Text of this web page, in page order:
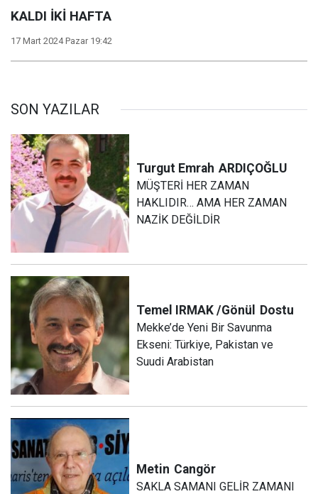
KALDI İKİ HAFTA
17 Mart 2024 Pazar 19:42
SON YAZILAR
Turgut Emrah ARDIÇOĞLU
MÜŞTERİ HER ZAMAN
HAKLIDIR… AMA HER ZAMAN
NAZİK DEĞİLDİR
Temel IRMAK /Gönül Dostu
Mekke’de Yeni Bir Savunma
Ekseni: Türkiye, Pakistan ve
Suudi Arabistan
Metin Cangör
SAKLA SAMANI GELİR ZAMANI